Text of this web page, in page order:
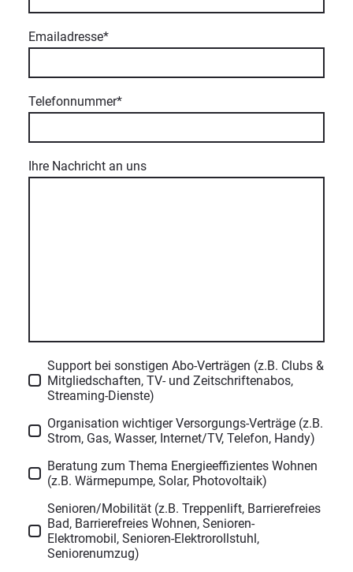
Emailadresse*
Telefonnummer*
Ihre Nachricht an uns
Support bei sonstigen Abo-Verträgen (z.B. Clubs &
Mitgliedschaften, TV- und Zeitschriftenabos,
Streaming-Dienste)
Organisation wichtiger Versorgungs-Verträge (z.B.
Strom, Gas, Wasser, Internet/TV, Telefon, Handy)
Beratung zum Thema Energieeffizientes Wohnen
(z.B. Wärmepumpe, Solar, Photovoltaik)
Senioren/Mobilität (z.B. Treppenlift, Barrierefreies
Bad, Barrierefreies Wohnen, Senioren-
Elektromobil, Senioren-Elektrorollstuhl,
Seniorenumzug)